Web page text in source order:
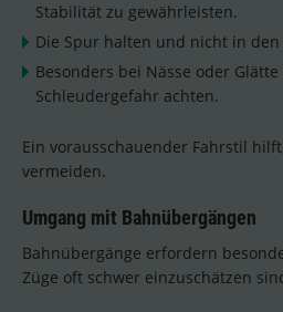
Stabilität zu gewährleisten.
Die Spur halten und nicht in
Besonders bei Nässe oder
Schleudergefahr achten.
Ein vorausschauender Fahrstil
vermeiden.
Umgang mit Bahnübergängen
Bahnübergänge erfordern
Züge oft schwer einzuschätzen